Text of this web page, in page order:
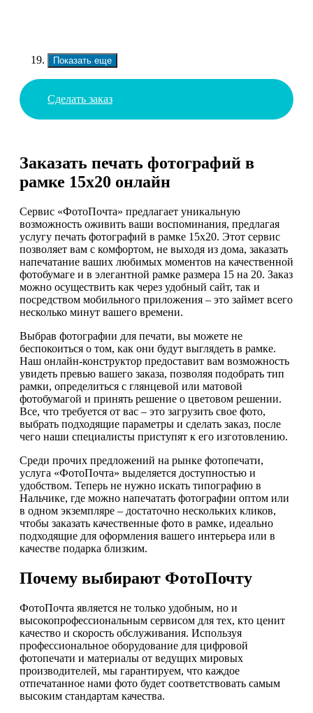
Показать еще
Сделать заказ
Заказать печать фотографий в
рамке 15х20 онлайн
Сервис «ФотоПочта» предлагает уникальную
возможность оживить ваши воспоминания, предлагая
услугу печать фотографий в рамке 15х20. Этот сервис
позволяет вам с комфортом, не выходя из дома, заказать
напечатание ваших любимых моментов на качественной
фотобумаге и в элегантной рамке размера 15 на 20. Заказ
можно осуществить как через удобный сайт, так и
посредством мобильного приложения – это займет всего
несколько минут вашего времени.
Выбрав фотографии для печати, вы можете не
беспокоиться о том, как они будут выглядеть в рамке.
Наш онлайн-конструктор предоставит вам возможность
увидеть превью вашего заказа, позволяя подобрать тип
рамки, определиться с глянцевой или матовой
фотобумагой и принять решение о цветовом решении.
Все, что требуется от вас – это загрузить свое фото,
выбрать подходящие параметры и сделать заказ, после
чего наши специалисты приступят к его изготовлению.
Среди прочих предложений на рынке фотопечати,
услуга «ФотоПочта» выделяется доступностью и
удобством. Теперь не нужно искать типографию в
Нальчике, где можно напечатать фотографии оптом или
в одном экземпляре – достаточно нескольких кликов,
чтобы заказать качественные фото в рамке, идеально
подходящие для оформления вашего интерьера или в
качестве подарка близким.
Почему выбирают ФотоПочту
ФотоПочта является не только удобным, но и
высокопрофессиональным сервисом для тех, кто ценит
качество и скорость обслуживания. Используя
профессиональное оборудование для цифровой
фотопечати и материалы от ведущих мировых
производителей, мы гарантируем, что каждое
отпечатанное нами фото будет соответствовать самым
высоким стандартам качества.